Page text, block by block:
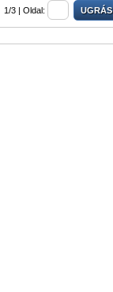
1/3 | Oldal: